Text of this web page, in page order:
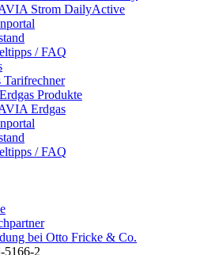
Strom DailyActive
/ FAQ
Tarifrechner
Produkte
Erdgas
/ FAQ
bei Otto Fricke & Co.